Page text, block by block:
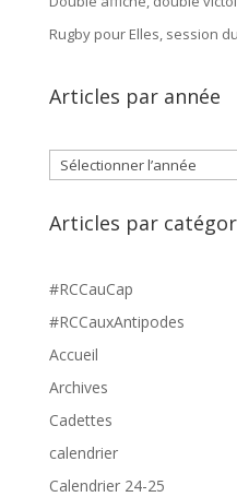
Rugby pour Elles, session
Articles par année
Archives
Articles par
#RCCauCap
#RCCauxAntipodes
Accueil
Archives
Cadettes
calendrier
Calendrier 24-25